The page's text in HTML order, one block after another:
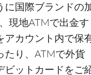
に国際ブランドの
現地ATMで出金す
アカウント内で保
たり、ATMで外貨
ビットカードをご